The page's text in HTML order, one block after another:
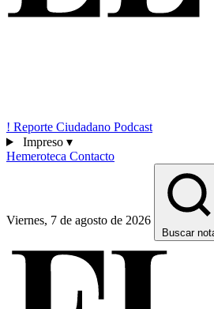
! Reporte Ciudadano Podcast
Impreso ▾
Hemeroteca Contacto
Viernes, 7 de agosto de 2026
Buscar